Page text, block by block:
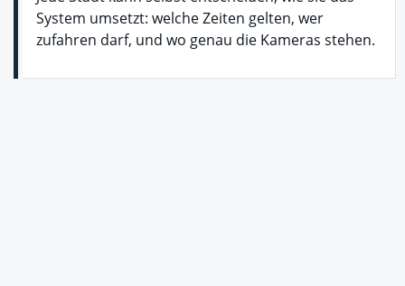
System umsetzt: welche Zeiten gelten, wer
zufahren darf, und wo genau die Kameras stehen.